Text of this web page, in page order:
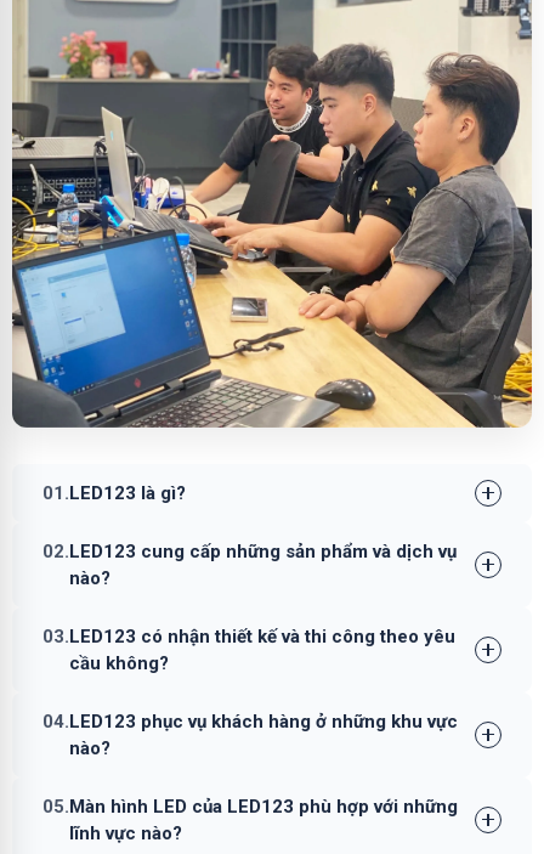
01.LED123 là gì?
02.LED123 cung cấp những sản phẩm và dịch vụ
nào?
03.LED123 có nhận thiết kế và thi công theo yêu
cầu không?
04.LED123 phục vụ khách hàng ở những khu vực
nào?
05.Màn hình LED của LED123 phù hợp với những
lĩnh vực nào?